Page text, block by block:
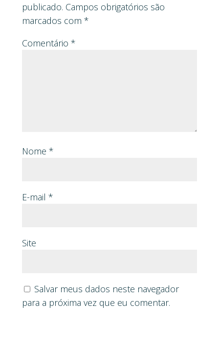
publicado. Campos obrigatórios são
marcados com *
Comentário *
Nome *
E-mail *
Site
Salvar meus dados neste navegador
para a próxima vez que eu comentar.